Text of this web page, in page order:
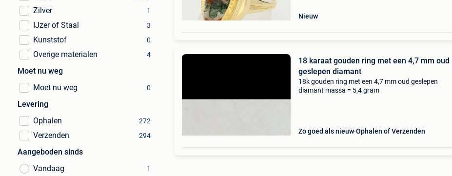
Zilver 1
IJzer of Staal 3
Kunststof 0
Overige materialen 4
Moet nu weg
Moet nu weg
0
Levering
Ophalen
272
Verzenden 294
Aangeboden sinds
Vandaag
1
Nieuw
18 karaat gouden ring met een 4,7 mm oud
geslepen diamant
18k gouden ring met een 4,7 mm oud geslepen
diamant massa = 5,4 gram
Zo goed als nieuw Ophalen of Verzenden